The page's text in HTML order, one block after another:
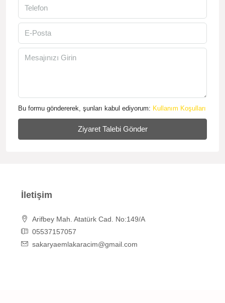
Bu formu göndererek, şunları kabul ediyorum: Kullanım Koşulları
Ziyaret Talebi Gönder
İletişim
Arifbey Mah. Atatürk Cad. No:149/A
05537157057
sakaryaemlakaracim@gmail.com